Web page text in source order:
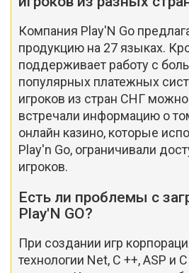
Компания Play'N Go
продукцию на 27 языках.
поддерживает работу с
популярных платежных
игроков из стран СНГ можно
встречали информацию о
онлайн казино, которые
Play'n Go, ограничивали
игроков.
Есть ли проблемы с
Play'N GO?
При создании игр
технологии Net, C ++, ASP и